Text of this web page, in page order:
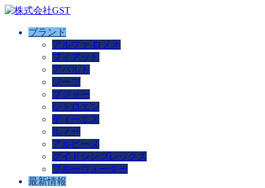
ブランド
アルファ ロメオ
フィアット
アバルト
ジープ
プジョー
シトロエン
ディーエス
ルノー
アルピーヌ
グイドシンプレックス
ブルーウォーター
最新情報